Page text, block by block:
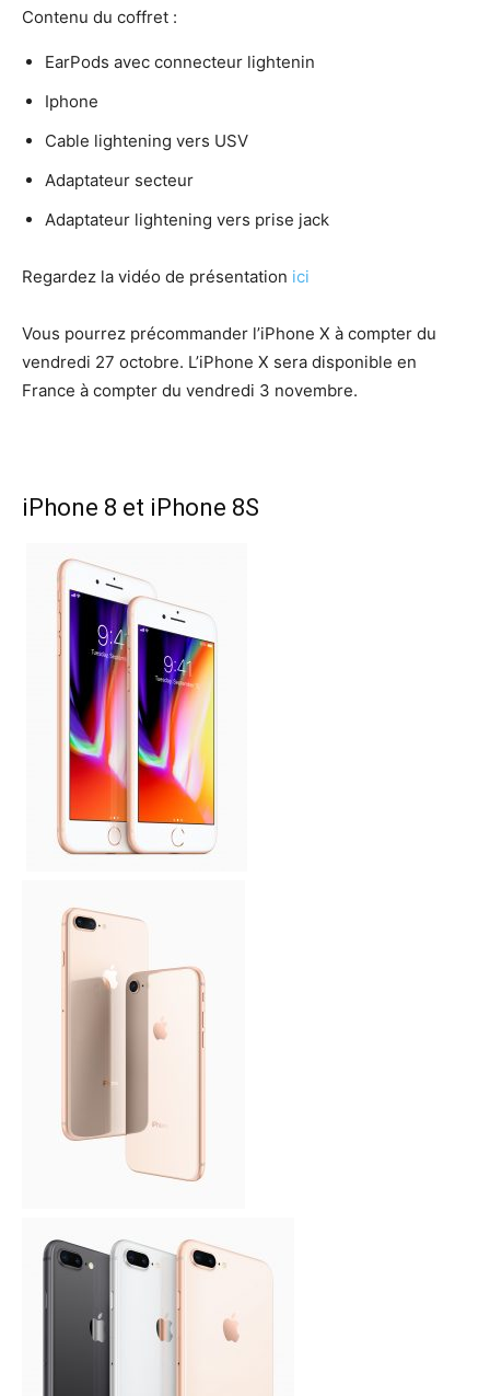
Contenu du coffret :
EarPods avec connecteur lightenin
Iphone
Cable lightening vers USV
Adaptateur secteur
Adaptateur lightening vers prise jack
Regardez la vidéo de présentation ici
Vous pourrez précommander l’iPhone X à compter du
vendredi 27 octobre. L’iPhone X sera disponible en
France à compter du vendredi 3 novembre.
iPhone 8 et iPhone 8S